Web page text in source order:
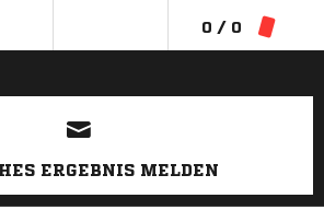
0 / 0
ANZEIGE
ERGEBNIS MELDEN